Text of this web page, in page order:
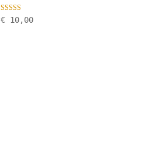
Gewaardeerd
5.00
€10,00